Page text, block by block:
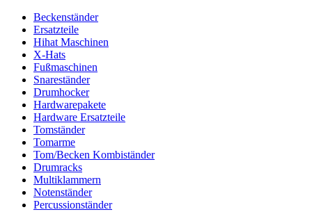
Beckenständer
Ersatzteile
Hihat Maschinen
X-Hats
Fußmaschinen
Snareständer
Drumhocker
Hardwarepakete
Hardware Ersatzteile
Tomständer
Tomarme
Tom/Becken Kombiständer
Drumracks
Multiklammern
Notenständer
Percussionständer